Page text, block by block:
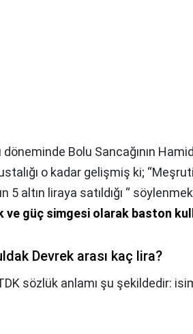
döneminde Bolu Sancağının
o kadar gelişmiş ki;
5 altın liraya satıldığı “
ve güç simgesi olarak baston
Devrek arası kaç lira?
sözlük anlamı şu şekildedir: